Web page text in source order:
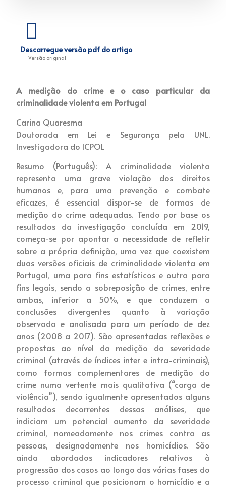
Descarregue versão pdf do artigo
Versão original
A medição do crime e o caso particular da
criminalidade violenta em Portugal
Carina Quaresma
Doutorada em Lei e Segurança pela UNL.
Investigadora do ICPOL
Resumo (Português): A criminalidade violenta
representa uma grave violação dos direitos
humanos e, para uma prevenção e combate
eficazes, é essencial dispor-se de formas de
medição do crime adequadas. Tendo por base os
resultados da investigação concluída em 2019,
começa-se por apontar a necessidade de refletir
sobre a própria definição, uma vez que coexistem
duas versões oficiais de criminalidade violenta em
Portugal, uma para fins estatísticos e outra para
fins legais, sendo a sobreposição de crimes, entre
ambas, inferior a 50%, e que conduzem a
conclusões divergentes quanto à variação
observada e analisada para um período de dez
anos (2008 a 2017). São apresentadas reflexões e
propostas ao nível da medição da severidade
criminal (através de índices inter e intra-criminais),
como formas complementares de medição do
crime numa vertente mais qualitativa (“carga de
violência”), sendo igualmente apresentados alguns
resultados decorrentes dessas análises, que
indiciam um potencial aumento da severidade
criminal, nomeadamente nos crimes contra as
pessoas, designadamente nos homicídios. São
ainda abordados indicadores relativos à
progressão dos casos ao longo das várias fases do
processo criminal que posicionam o homicídio e a